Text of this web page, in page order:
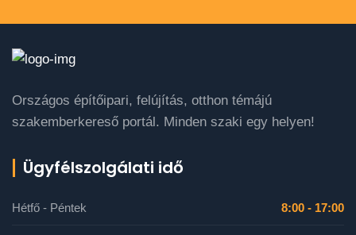
Országos építőipari, felújítás, otthon témájú
szakemberkereső portál. Minden szaki egy helyen!
Ügyfélszolgálati idő
Hétfő - Péntek 8:00 - 17:00